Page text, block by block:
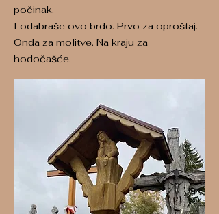
počinak.
I odabraše ovo brdo. Prvo za oproštaj.
Onda za molitve. Na kraju za
hodočašće.